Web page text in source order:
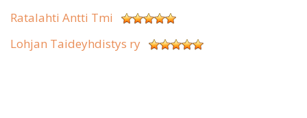
Ratalahti Antti Tmi
Lohjan Taideyhdistys ry